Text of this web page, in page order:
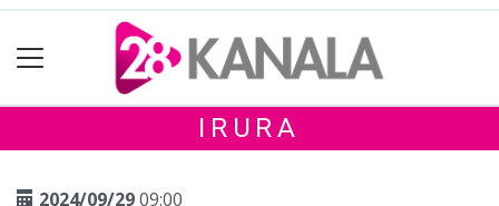
IRURA
2024/09/2909:00